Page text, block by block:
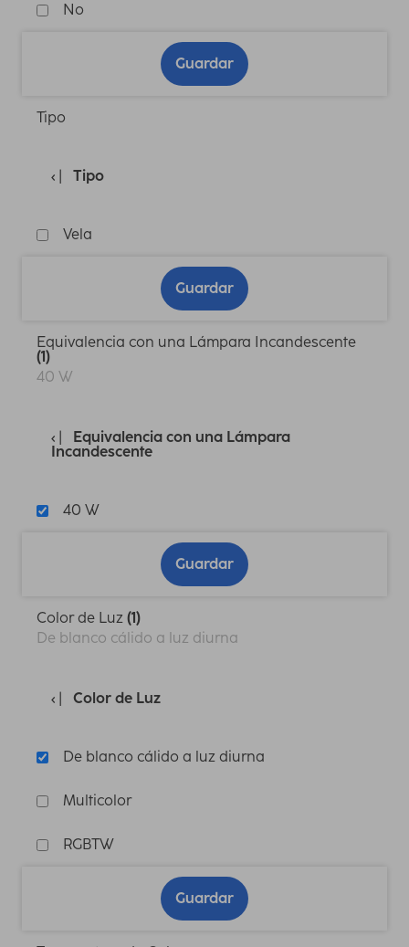
No
Guardar
Tipo
Tipo
Vela
Guardar
Equivalencia con una Lámpara Incandescente
(1)
40 W
Equivalencia con una Lámpara
Incandescente
40 W
Guardar
Color de Luz (1)
De blanco cálido a luz diurna
Color de Luz
De blanco cálido a luz diurna
Multicolor
RGBTW
Guardar